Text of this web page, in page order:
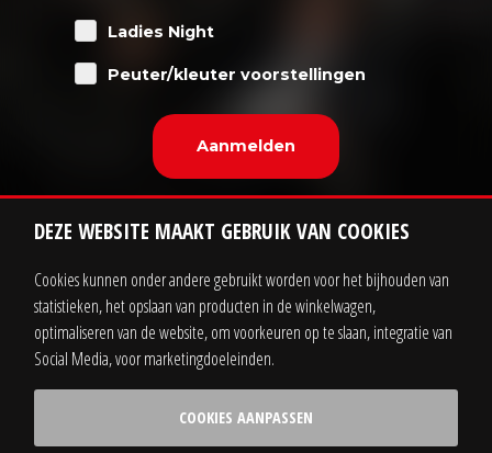
Ladies Night
Peuter/kleuter voorstellingen
Contact Zakelijk
Voorwaarden
DEZE WEBSITE MAAKT GEBRUIK VAN COOKIES
Cookies kunnen onder andere gebruikt worden voor het bijhouden van
statistieken, het opslaan van producten in de winkelwagen,
optimaliseren van de website, om voorkeuren op te slaan, integratie van
Social Media, voor marketingdoeleinden.
COOKIES AANPASSEN